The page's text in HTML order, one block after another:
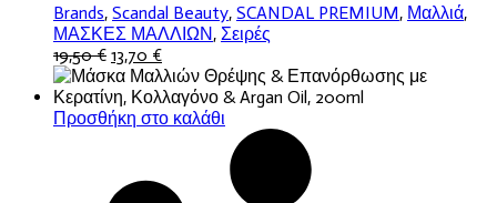
Brands, Scandal Beauty, SCANDAL PREMIUM, Μαλλιά,
ΜΑΣΚΕΣ ΜΑΛΛΙΩΝ, Σειρές
19,50€ Original
price
was:
19,50 €.
13,70 €Η
τρέχουσα
τιμή
είναι:
Προσθήκη στο καλάθι